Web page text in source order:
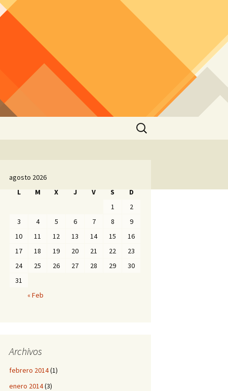
Buscar:
agosto 2026
L
M X J V S
D
1
2
3
4 5 6 7 8
9
10
11 12 13 14 15
16
17
18 19 20 21 22
23
24
25 26 27 28 29
30
31
« Feb
Archivos
febrero 2014(1)
enero 2014(3)